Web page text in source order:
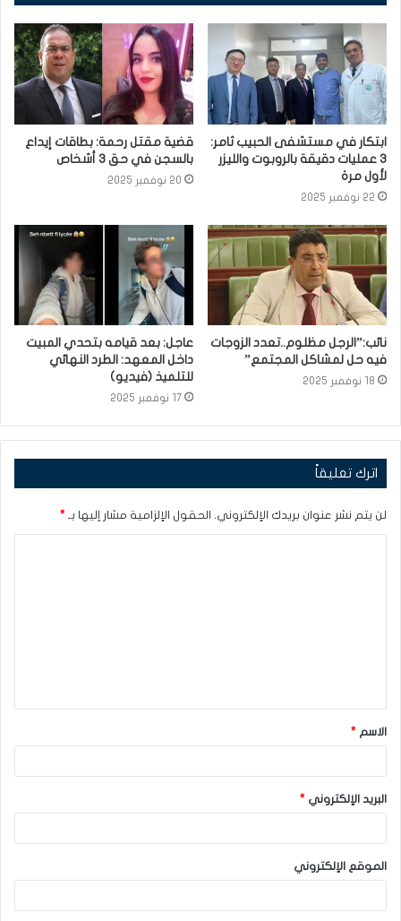
ابتكار في مستشفى الحبيب ثامر:
3 عمليات دقيقة بالروبوت والليزر
لأول مرة
22 نوفمبر 2025
قضية مقتل رحمة: بطاقات إيداع
بالسجن في حق 3 أشخاص
20 نوفمبر 2025
نائب:”الرجل مظلوم..تعدد الزوجات
فيه حل لمشاكل المجتمع”
18 نوفمبر 2025
عاجل: بعد قيامه بتحدي المبيت
داخل المعهد: الطرد النهائي
للتلميذ (فيديو)
17 نوفمبر 2025
اترك تعليقاً
لن يتم نشر عنوان بريدك الإلكتروني. الحقول الإلزامية مشار إليها بـ *
ق
*الاسم *
البريد الإلكتروني *
الموقع الإلكتروني